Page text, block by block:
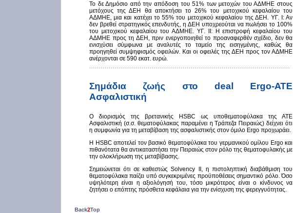
Το δε Δημόσιο από την απόδοση του 51% των μετοχών του ΑΔΜΗΕ στους
μετόχους της ΔEΗ θα αποκτήσει το 26% του μετοχικού κεφαλαίου του
ΑΔΜΗΕ, μια και κατέχει το 55% του μετοχικού κεφαλαίου της ΔEΗ. ΥΓ. Ι: Αν
δεν βρεθεί στρατηγικός επενδυτής, η ΔEΗ υποχρεούται να πωλήσει το 100%
του μετοχικού κεφαλαίου του ΑΔΜΗΕ. ΥΓ. ΙΙ: Η επιστροφή κεφαλαίου του
ΑΔΜΗΕ προς τη ΔEΗ, πριν ενεργοποιηθεί το προαναφερθέν σχέδιο, δεν θα
ενισχύσει σύμφωνα με αναλυτές το ταμείο της εισηγμένης, καθώς θα
προηγηθεί συμψηφισμός οφειλών. Και οι οφειλές της ΔΕΗ προς τον ΑΔΜΗΕ
ανέρχονται σε 590 εκατ. ευρώ.
Σημάδια ζωής στο deal Ergo-ΑΤΕ
Ασφαλιστική
Ο διορισμός της βρετανικής HSBC ως υποθεματοφύλακα της ΑΤΕ
Ασφαλιστική (σ.σ. θεματοφύλακας παραμένει η Τράπεζα Πειραιώς) δείχνει ότι
η συμφωνία για τη μεταβίβαση της ασφαλιστικής στον όμιλο Ergo προχωράει.
Η HSBC αποτελεί τον βασικό θεματοφύλακα του γερμανικού ομίλου Ergo και
πιθανότατα θα αντικαταστήσει την Πειραιώς στον ρόλο της θεματοφυλακής με
την ολοκλήρωση της μεταβίβασης.
Σημειώνεται ότι σε καθεστώς Solvency II, η πιστοληπτική διαβάθμιση του
θεματοφύλακα παίζει υπό συγκεκριμένες προϋποθέσεις σημαντικό ρόλο. Όσο
υψηλότερη είναι η αξιολόγησή του, τόσο μικρότερος είναι ο κίνδυνος να
ζητήσει ο επόπτης πρόσθετα κεφάλαια για την ενίσχυση της φερεγγυότητας.
Back2Top